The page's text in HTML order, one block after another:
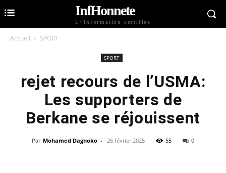
InfHonnete
L\'information certifiée
Accueil SPORT
SPORT
rejet recours de l’USMA:
Les supporters de
Berkane se réjouissent
Par Mohamed Dagnoko - 26 février 2025 55 0